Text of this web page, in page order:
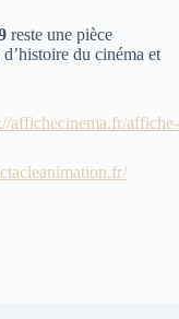
reste une pièce
du cinéma et
affichecinema.fr/affiche-